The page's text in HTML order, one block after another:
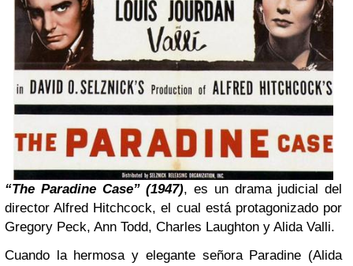
“The Paradine Case” (1947), es un drama judicial del
director Alfred Hitchcock, el cual está protagonizado por
Gregory Peck, Ann Todd, Charles Laughton y Alida Valli.
Cuando la hermosa y elegante señora Paradine (Alida